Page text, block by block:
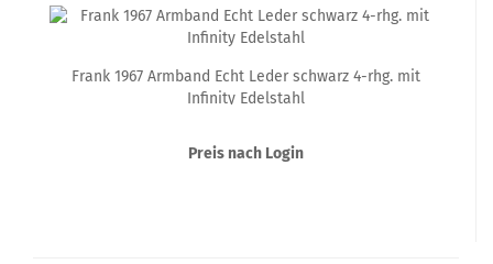
Frank 1967 Armband Echt Leder schwarz 4-rhg. mit
Infinity Edelstahl
Preis nach Login